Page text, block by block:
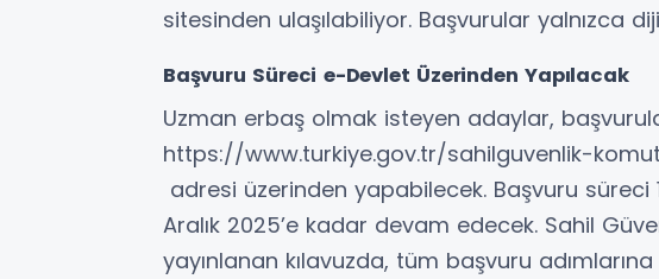
sitesinden ulaşılabiliyor. Başvurular yalnızca
Başvuru Süreci e-Devlet Üzerinden Yapılacak
Uzman erbaş olmak isteyen adaylar,
https://www.turkiye.gov.tr/sahilguvenlik-
adresi üzerinden yapabilecek. Başvuru süreci
Aralık 2025’e kadar devam edecek. Sahil
yayınlanan kılavuzda, tüm başvuru